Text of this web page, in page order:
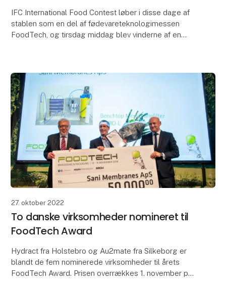
IFC International Food Contest løber i disse dage af
stablen som en del af fødevareteknologimessen
FoodTech, og tirsdag middag blev vinderne af en
27. oktober 2022
To danske virksomheder nomineret til
FoodTech Award
Hydract fra Holstebro og Au2mate fra Silkeborg er
blandt de fem nominerede virksomheder til årets
FoodTech Award. Prisen overrækkes 1. november på